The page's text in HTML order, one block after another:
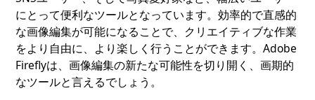
にとって便利なツールとなっています。効率的で直感的
な画像編集が可能になることで、クリエイティブな作業
をより自由に、より楽しく行うことができます。Adobe
Fireflyは、画像編集の新たな可能性を切り開く、画期的
なツールと言えるでしょう。